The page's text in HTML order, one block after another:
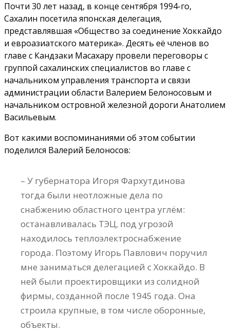
Почти 30 лет назад, в конце сентября 1994-го,
Сахалин посетила японская делегация,
представлявшая «Общество за соединение Хоккайдо
и евроазиатского материка». Десять её членов во
главе с Кандзаки Масахару провели переговоры с
группой сахалинских специалистов во главе с
начальником управления транспорта и связи
администрации области Валерием Белоносовым и
начальником островной железной дороги Анатолием
Васильевым.
Вот какими воспоминаниями об этом событии
поделился Валерий Белоносов:
– У губернатора Игоря Фархутдинова
тогда были неотложные дела по
снабжению областного центра углём:
останавливалась ТЭЦ, под угрозой
находилось теплоэлектроснабжение
города. Поэтому Игорь Павлович поручил
мне заниматься делегацией с Хоккайдо. В
ней были проектировщики из солидной
фирмы, созданной после 1945 года. Она
строила крупные, в том числе оборонные,
объекты.